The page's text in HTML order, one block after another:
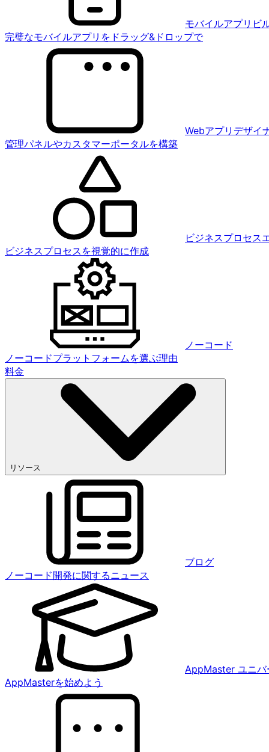
モバイルアプリビ
完璧なモバイルアプリをドラッグ&ドロップで
Webアプリデザイ
管理パネルやカスタマーポータルを構築
ビジネスプロセス
ビジネスプロセスを視覚的に作成
ノーコード
ノーコードプラットフォームを選ぶ理由
料金
リソース
ブログ
ノーコード開発に関するニュース
AppMaster ユニバ
AppMasterを始めよう